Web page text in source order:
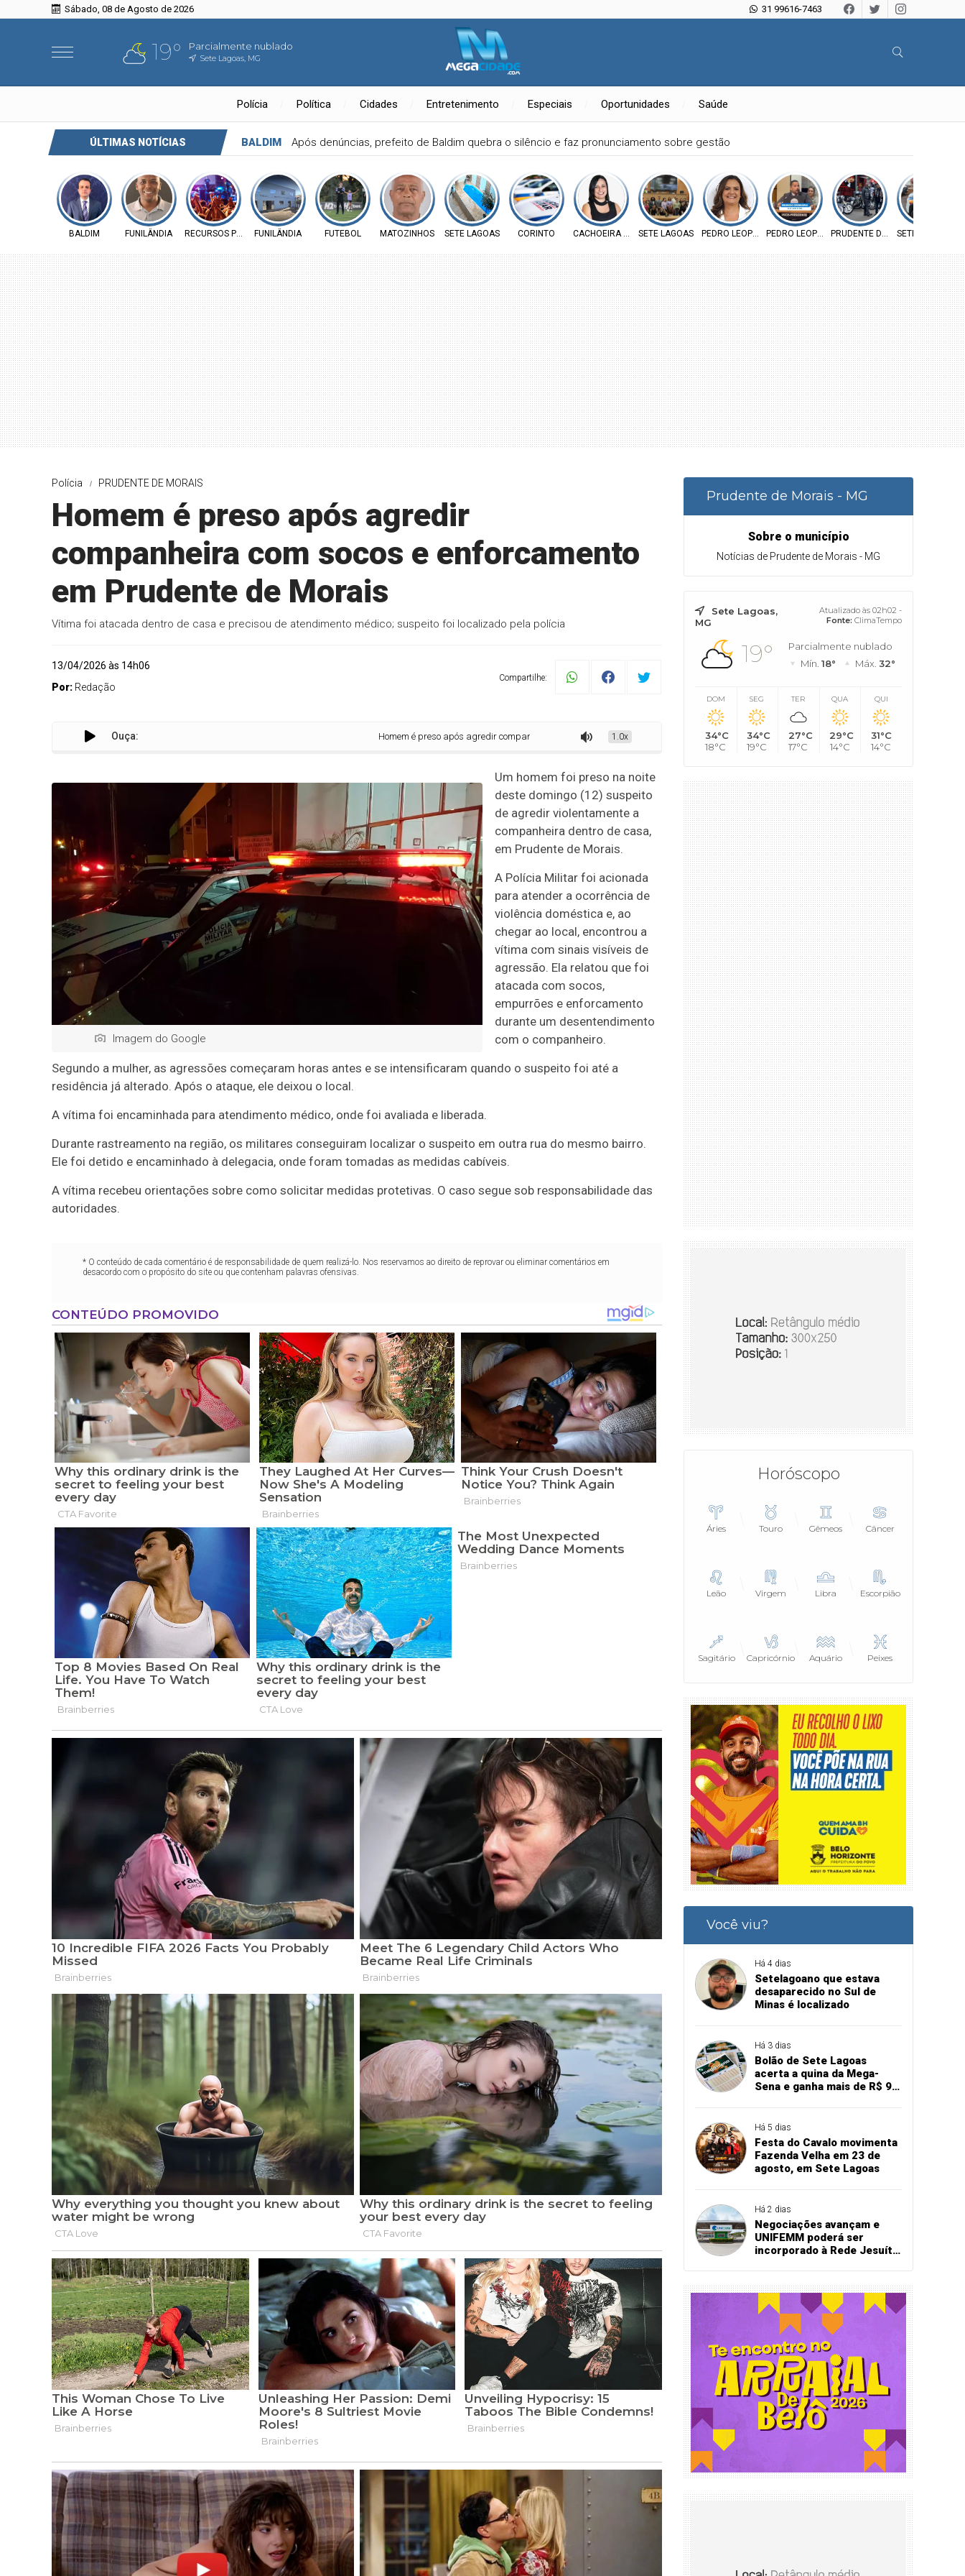
Sábado, 08 de Agosto de 2026 31 99616-7463
19° Parcialmente nublado
Sete Lagoas, MG
Polícia Política Cidades Entretenimento Especiais Oportunidades Saúde
ÚLTIMAS NOTÍCIAS BALDIM Após denúncias, prefeito de Baldim quebra o silêncio e faz pronunciamento sobre gestão
BALDIM FUNILÂNDIA RECURSOS PÚBLICOSFUNILÂNDIA FUTEBOL MATOZINHOS SETE LAGOAS CORINTO CACHOEIRA DA PRATASETE LAGOAS PEDRO LEOPOLDOPEDRO LEOPOLDOPRUDENTE DE MORAISSETE LAGOAS
Polícia PRUDENTE DE MORAIS
Homem é preso após agredir
companheira com socos e enforcamento
em Prudente de Morais
Vítima foi atacada dentro de casa e precisou de atendimento médico; suspeito foi localizado pela polícia
13/04/2026 às 14h06
Por: Redação
Compartilhe:
Ouça: Homem é preso após agredir companheira com socos e enforcamento em Prudente de Morais
1.0x
Imagem do Google
Um homem foi preso na noite
deste domingo (12) suspeito
de agredir violentamente a
companheira dentro de casa,
em Prudente de Morais.
A Polícia Militar foi acionada
para atender a ocorrência de
violência doméstica e, ao
chegar ao local, encontrou a
vítima com sinais visíveis de
agressão. Ela relatou que foi
atacada com socos,
empurrões e enforcamento
durante um desentendimento
com o companheiro.
Segundo a mulher, as agressões começaram horas antes e se intensificaram quando o suspeito foi até a
residência já alterado. Após o ataque, ele deixou o local.
A vítima foi encaminhada para atendimento médico, onde foi avaliada e liberada.
Durante rastreamento na região, os militares conseguiram localizar o suspeito em outra rua do mesmo bairro.
Ele foi detido e encaminhado à delegacia, onde foram tomadas as medidas cabíveis.
A vítima recebeu orientações sobre como solicitar medidas protetivas. O caso segue sob responsabilidade das
autoridades.
* O conteúdo de cada comentário é de responsabilidade de quem realizá-lo. Nos reservamos ao direito de reprovar ou eliminar comentários em
desacordo com o propósito do site ou que contenham palavras ofensivas.
Prudente de Morais - MG
Sobre o município
Notícias de Prudente de Morais - MG
Sete Lagoas,
MG
Atualizado às 02h02 -
Fonte: ClimaTempo
19°
Parcialmente nublado
Mín. 18° Máx. 32°
DOM
34°C
18°C
SEG
34°C
19°C
TER
27°C
17°C
QUA
29°C
14°C
QUI
31°C
14°C
Horóscopo
Áries Touro Gêmeos Câncer
Leão Virgem Libra Escorpião
Sagitário Capricórnio Aquário Peixes
Você viu?
Há 4 dias
Setelagoano que estava
desaparecido no Sul de
Minas é localizado
Há 3 dias
Bolão de Sete Lagoas
acerta a quina da Mega-
Sena e ganha mais de R$ 94
Há 5 dias
Festa do Cavalo movimenta
Fazenda Velha em 23 de
agosto, em Sete Lagoas
Há 2 dias
Negociações avançam e
UNIFEMM poderá ser
incorporado à Rede Jesuíta